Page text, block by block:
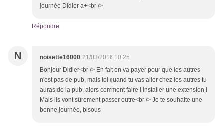
journée Didier a+<br />
Répondre
N noisette16000 21/03/2016 10:25
Bonjour Didier<br /> En fait on va payer pour que les autres
n'est pas de pub, mais toi quand tu vas aller chez les autres tu
auras de la pub, alors comment faire ! installer une extension !
Mais ils vont sûrement passer outre<br /> Je te souhaite une
bonne journée, bisous